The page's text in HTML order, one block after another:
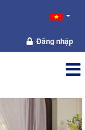
Đăng nhập